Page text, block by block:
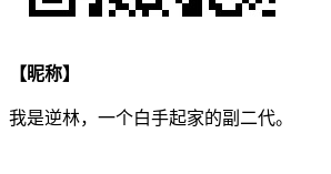
【昵称】
我是逆林，一个白手起家的副二代。